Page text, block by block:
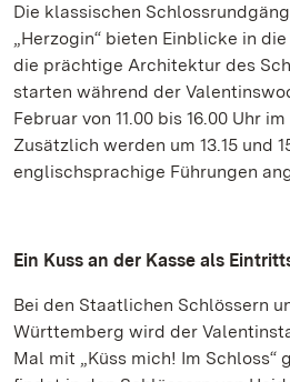
Die klassischen
„Herzogin“ bieten Einblicke in
die prächtige Architektur des
starten während der
Februar von 11.00 bis 16.00 Uhr
Zusätzlich werden um 13.15 und
englischsprachige Führungen
Ein Kuss an der Kasse als
Bei den Staatlichen Schlössern
Württemberg wird der
Mal mit „Küss mich! Im Schloss“